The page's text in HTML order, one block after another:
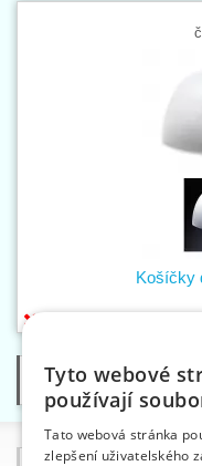
Košíčky
Kategorie
Tyto webové
používají
Tato webová stránka
zlepšení uživatelského